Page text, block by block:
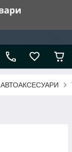
АВТОАКСЕСУАРИ